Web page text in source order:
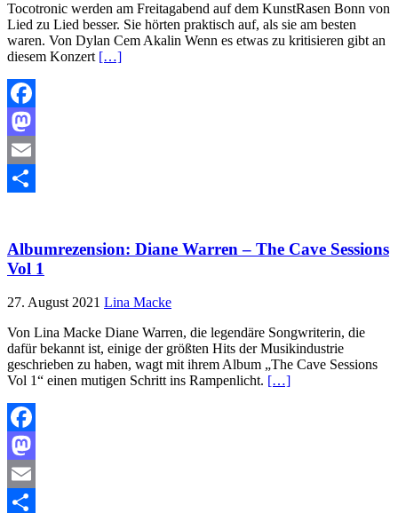
Tocotronic werden am Freitagabend auf dem KunstRasen Bonn von
Lied zu Lied besser. Sie hörten praktisch auf, als sie am besten
waren. Von Dylan Cem Akalin Wenn es etwas zu kritisieren gibt an
diesem Konzert […]
Facebook
Mastodon
Email
Albumrezension: Diane Warren – The Cave Sessions
Vol 1
27. August 2021 Lina Macke
Von Lina Macke Diane Warren, die legendäre Songwriterin, die
dafür bekannt ist, einige der größten Hits der Musikindustrie
geschrieben zu haben, wagt mit ihrem Album „The Cave Sessions
Vol 1“ einen mutigen Schritt ins Rampenlicht. […]
Facebook
Mastodon
Email